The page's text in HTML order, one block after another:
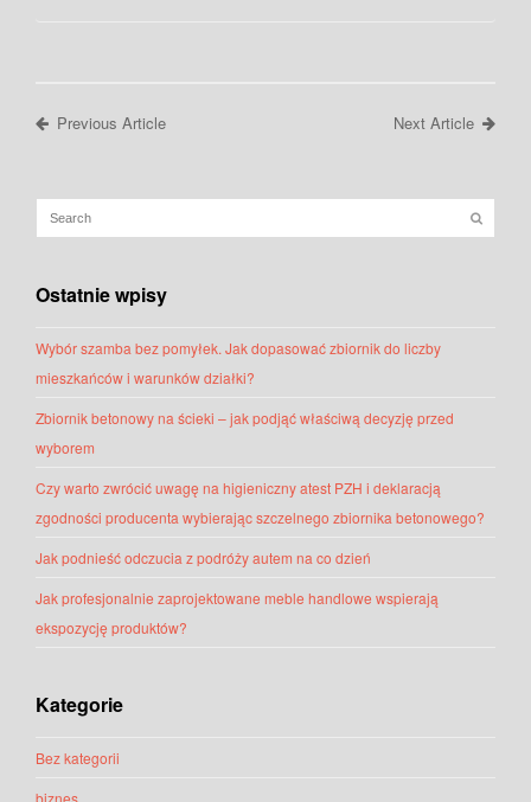
Previous Article Next Article
Ostatnie wpisy
Wybór szamba bez pomyłek. Jak dopasować zbiornik do liczby
mieszkańców i warunków działki?
Zbiornik betonowy na ścieki – jak podjąć właściwą decyzję przed
wyborem
Czy warto zwrócić uwagę na higieniczny atest PZH i deklaracją
zgodności producenta wybierając szczelnego zbiornika betonowego?
Jak podnieść odczucia z podróży autem na co dzień
Jak profesjonalnie zaprojektowane meble handlowe wspierają
ekspozycję produktów?
Kategorie
Bez kategorii
biznes